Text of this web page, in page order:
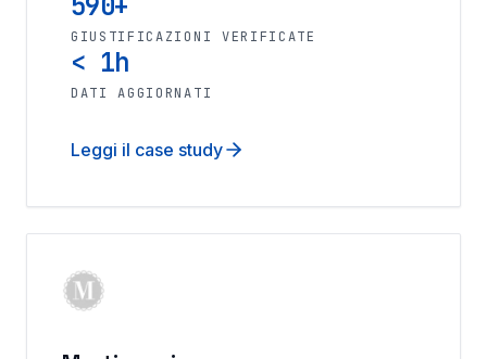
GIUSTIFICAZIONI VERIFICATE
< 1h
DATI AGGIORNATI
Leggi il case study